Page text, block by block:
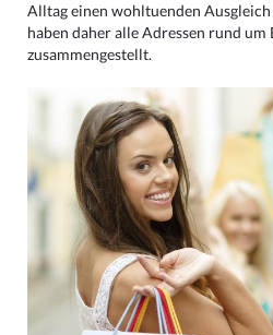
Alltag einen wohltuenden
haben daher alle Adressen rund
zusammengestellt.